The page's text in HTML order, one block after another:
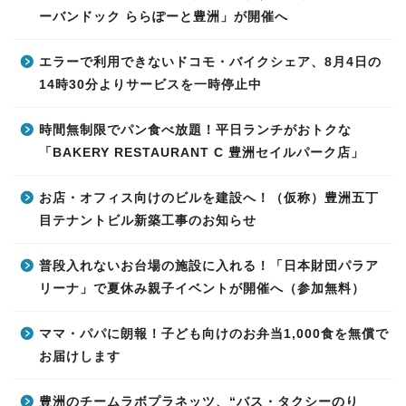
ーバンドック ららぽーと豊洲」が開催へ
エラーで利用できないドコモ・バイクシェア、8月4日の
14時30分よりサービスを一時停止中
時間無制限でパン食べ放題！平日ランチがおトクな
「BAKERY RESTAURANT C 豊洲セイルパーク店」
お店・オフィス向けのビルを建設へ！（仮称）豊洲五丁
目テナントビル新築工事のお知らせ
普段入れないお台場の施設に入れる！「日本財団パラア
リーナ」で夏休み親子イベントが開催へ（参加無料）
ママ・パパに朗報！子ども向けのお弁当1,000食を無償で
お届けします
豊洲のチームラボプラネッツ、“バス・タクシーのり